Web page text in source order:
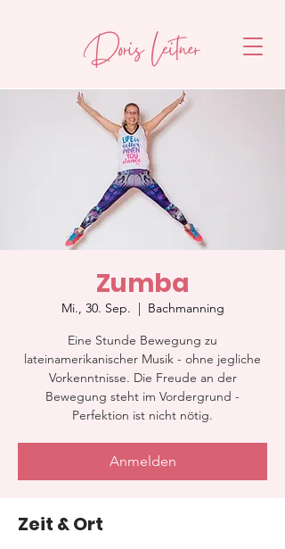
Zumba
Mi., 30. Sep.
  |
Bachmanning
Eine Stunde Bewegung zu
lateinamerikanischer Musik - ohne jegliche
Vorkenntnisse. Die Freude an der
Bewegung steht im Vordergrund -
Perfektion ist nicht nötig.
Anmelden
Zeit & Ort